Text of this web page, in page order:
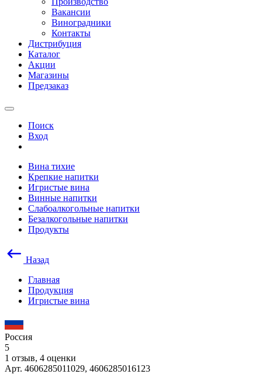
Вакансии
Виноградники
Контакты
Дистрибуция
Каталог
Акции
Магазины
Предзаказ
Поиск
Вход
Вина тихие
Крепкие напитки
Игристые вина
Винные напитки
Слабоалкогольные напитки
Безалкогольные напитки
Продукты
Назад
Главная
Продукция
Игристые вина
Россия
5
1 отзыв, 4 оценки
Арт. 4606285011029, 4606285016123